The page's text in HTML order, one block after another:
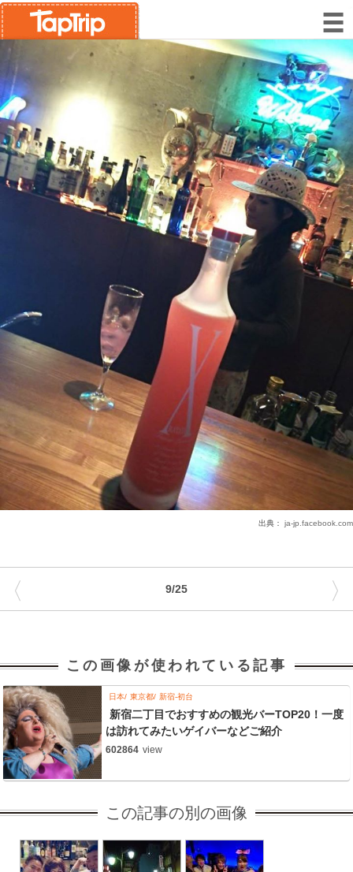
出典： ja-jp.facebook.com
9/25
〈 〉
この画像が使われている記事
日本 東京都 新宿-初台
新宿二丁目でおすすめの観光バーTOP20！一度
は訪れてみたいゲイバーなどご紹介
602864 view
この記事の別の画像